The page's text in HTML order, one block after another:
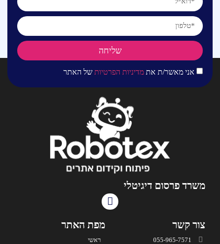
אני מאשר/ת את מדיניות הפרטיות של האתר
שליחה
משרד פרסום דיגיטלי
צור קשר
055-965-7571
מפת האתר
ראשי